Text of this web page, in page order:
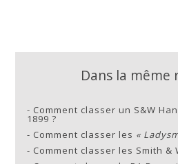
Dans la même
- Comment classer un S&W
1899 ?
- Comment classer les «
- Comment classer les Smith &